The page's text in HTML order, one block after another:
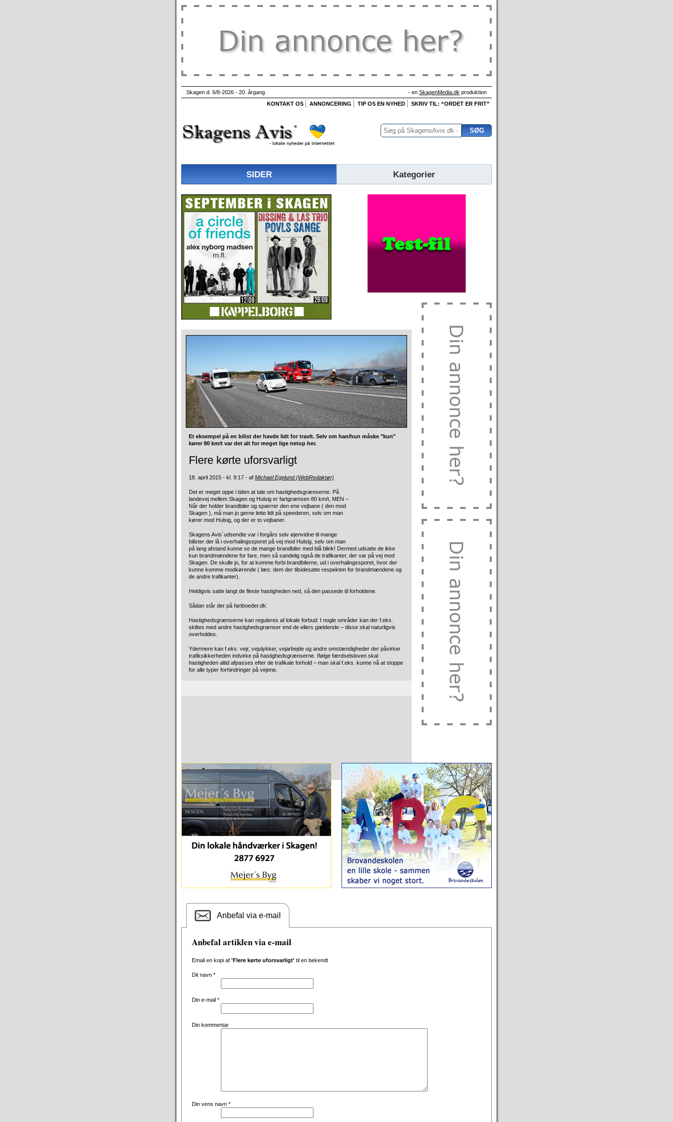
Skagen d. 6/8-2026 - 20. årgang - en SkagenMedia.dk produktion
KONTAKT OS
ANNONCERING TIP OS EN NYHED SKRIV TIL: “ORDET ER FRIT”
SIDER Kategorier
Et eksempel på en bilist der havde lidt for travlt. Selv om han/hun måske "kun"
kører 80 km/t var det alt for meget lige netop her.
Flere kørte uforsvarligt
18. april 2015 - kl. 9:17 - af Michael Egelund (WebRedaktør)
Det er meget oppe i tiden at tale om hastighedsgrænserne. På
landevej mellem Skagen og Hulsig er fartgrænsen 80 km/t, MEN –
Når der holder brandbiler og spærrer den ene vejbane ( den mod
Skagen ), må man jo gerne lette lidt på speederen, selv om man
kører mod Hulsig, og der er to vejbaner.
Skagens Avis´udsendte var i forgårs selv øjenvidne til mange
bilister der lå i overhalingssporet på vej mod Hulsig, selv om man
på lang afstand kunne se de mange brandbiler med blå blink! Dermed udsatte de ikke
kun brandmændene for fare, men så sandelig også de trafikanter, der var på vej mod
Skagen. De skulle jo, for at komme forbi brandbilerne, ud i overhalingssporet, hvor der
kunne komme modkørende ( læs: dem der tilsidesatte respekten for brandmændene og
de andre trafikanter).
Heldigvis satte langt de fleste hastigheden ned, så den passede til forholdene.
Sådan står der på fartboeder.dk:
Hastighedsgrænserne kan reguleres af lokale forbud: I nogle områder kan der f.eks.
skiltes med andre hastighedsgrænser end de ellers gældende – disse skal naturligvis
overholdes.
Ydermere kan f.eks. vejr, vejulykker, vejarbejde og andre omstændigheder der påvirker
trafiksikkerheden indvirke på hastighedsgrænserne. Ifølge færdselsloven skal
hastigheden altid afpasses efter de trafikale forhold – man skal f.eks. kunne nå at stoppe
for alle typer forhindringer på vejene.
Anbefal via e-mail
Anbefal artiklen via e-mail
Email en kopi af 'Flere kørte uforsvarligt' til en bekendt
Dit navn *
Din e-mail *
Din kommentar
Din vens navn *